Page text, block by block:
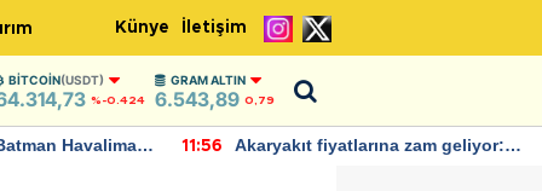
Künye İletişim
BITCOIN(USDT)
%-0.424
GRAM ALTIN
6.543,89 0,79
Havalimanı
11:56
Akaryakıt fiyatlarına zam geliyor: